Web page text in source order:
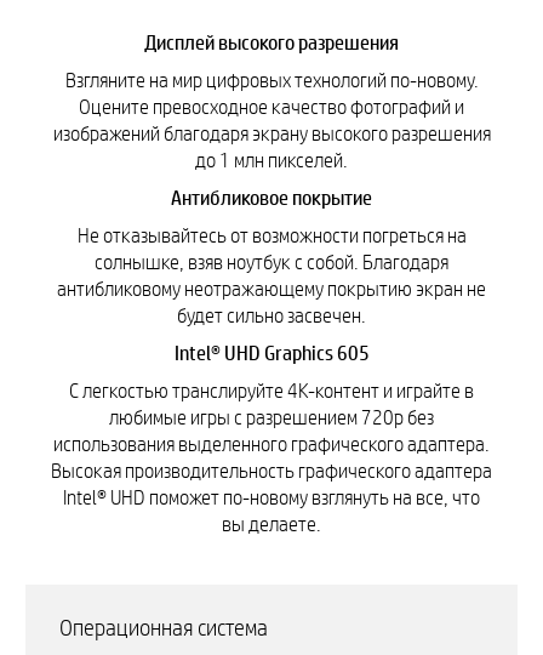
Дисплей высокого разрешения
Взгляните на мир цифровых технологий по-новому.
Оцените превосходное качество фотографий и
изображений благодаря экрану высокого разрешения
до 1 млн пикселей.
Антибликовое покрытие
Не отказывайтесь от возможности погреться на
солнышке, взяв ноутбук с собой. Благодаря
антибликовому неотражающему покрытию экран не
будет сильно засвечен.
Intel® UHD Graphics 605
С легкостью транслируйте 4K-контент и играйте в
любимые игры с разрешением 720p без
использования выделенного графического адаптера.
Высокая производительность графического адаптера
Intel® UHD поможет по-новому взглянуть на все, что
вы делаете.
Операционная система